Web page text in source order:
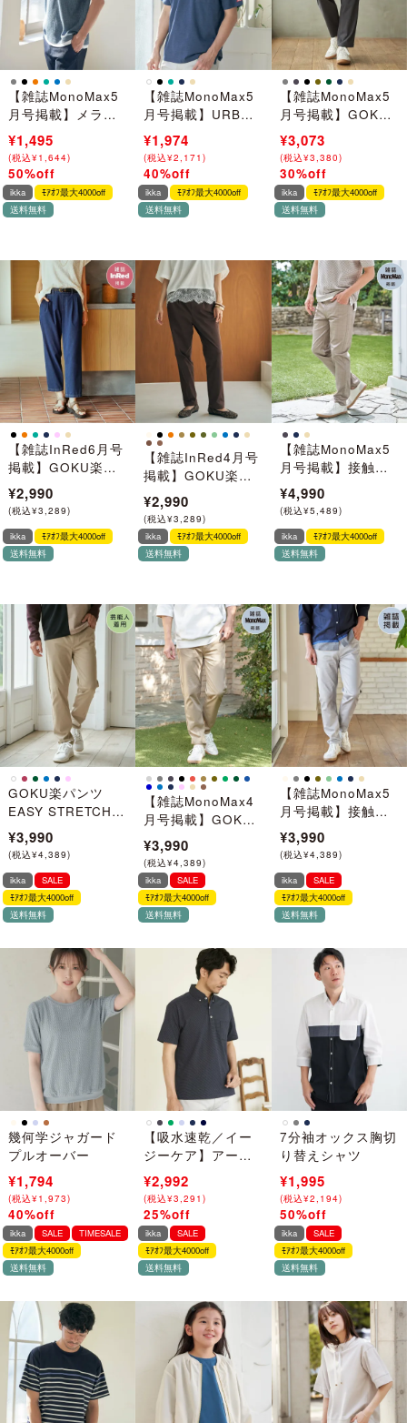
【雑誌MonoMax5
月号掲載】メラン
ジワッフルポケ付
きフェイクTシャツ
¥2,990
(税込¥3,289)
→
¥1,495
(税込¥1,644)
50%off
【雑誌MonoMax5
月号掲載】URBAN
NATURE LIFE ア
ーバンネイチャー
ライフ 刺繍ポケッ
トTシャツ【親子コ
ーデ】
¥3,290
(税込¥3,619)
→
¥1,974
(税込¥2,171)
40%off
【雑誌MonoMax5
月号掲載】GOKU
楽パンツ EASY
STRETCH 冷感ア
ンクル【接触冷
感】「小泉孝太郎
さん着用モデル」
¥4,390
(税込¥4,829)
→
¥3,073
(税込¥3,380)
30%off
ikka
ﾓｱｵﾌ最大4000off
送料無料
【雑誌InRed6月号
掲載】GOKU楽パ
ンツ 冷感テーパー
ド【接触冷感】
¥2,990
(税込¥3,289)
ikka
ﾓｱｵﾌ最大4000off
送料無料
【雑誌InRed4月号
掲載】GOKU楽パ
ンツ テーパード
【親子コーデ】
¥2,990
(税込¥3,289)
ikka
ﾓｱｵﾌ最大4000off
送料無料
【雑誌MonoMax5
月号掲載】接触冷
感チェック5ポケッ
トパンツ【接触冷
感】「小泉孝太郎
さん着用モデル」
¥4,990
(税込¥5,489)
ikka
ﾓｱｵﾌ最大4000off
送料無料
GOKU楽パンツ
EASY STRETCH 5
ポケット
¥3,990
(税込¥4,389)
ikka
ﾓｱｵﾌ最大4000off
送料無料
【雑誌MonoMax4
月号掲載】GOKU
楽パンツ EASY
STRETCH 5ポケッ
ト「小泉孝太郎さ
ん着用モデル」
¥3,990
(税込¥4,389)
ikka
ﾓｱｵﾌ最大4000off
送料無料
【雑誌MonoMax5
月号掲載】接触冷
感イージー5ポケッ
ト
¥3,990
(税込¥4,389)
ikka
SALE
ﾓｱｵﾌ最大4000off
送料無料
幾何学ジャガード
プルオーバー
¥2,990
(税込¥3,289)
→
¥1,794
(税込¥1,973)
40%off
ikka
SALE
ﾓｱｵﾌ最大4000off
送料無料
【吸水速乾／イー
ジーケア】アーバ
ンドライ ボタンダ
ウンポロシャツ
¥3,990
(税込¥4,389)
→
¥2,992
(税込¥3,291)
25%off
ikka
SALE
ﾓｱｵﾌ最大4000off
送料無料
7分袖オックス胸切
り替えシャツ
¥3,990
(税込¥4,389)
→
¥1,995
(税込¥2,194)
50%off
ikka SALE
TIMESALE
ﾓｱｵﾌ最大4000off
送料無料
ikka
SALE
ﾓｱｵﾌ最大4000off
送料無料
ikka
SALE
ﾓｱｵﾌ最大4000off
送料無料